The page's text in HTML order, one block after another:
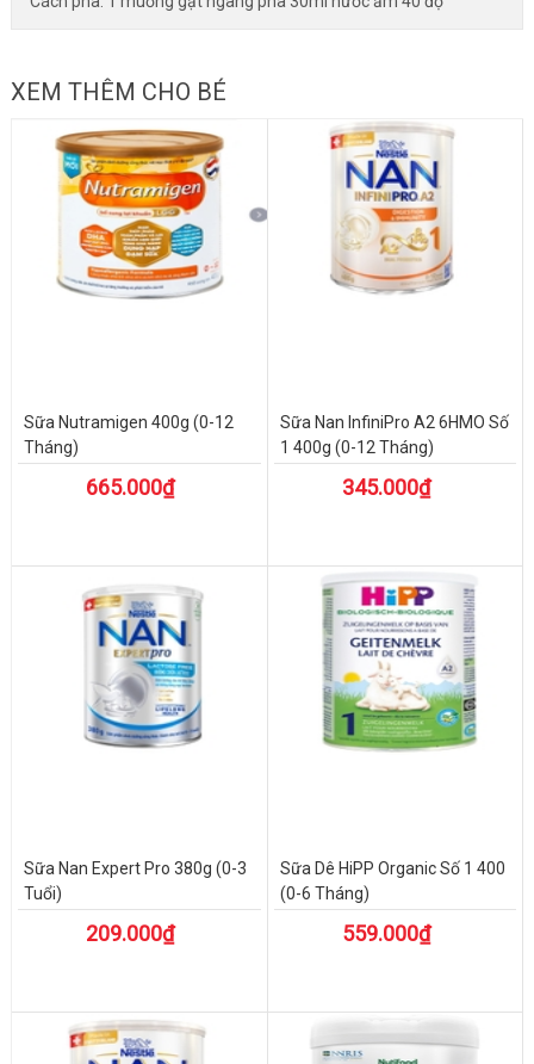
XEM THÊM CHO BÉ
Sữa Nutramigen 400g (0-12
Tháng)
665.000₫
Sữa Nan InfiniPro A2 6HMO Số
1 400g (0-12 Tháng)
345.000₫
Sữa Nan Expert Pro 380g (0-3
Tuổi)
209.000₫
Sữa Dê HiPP Organic Số 1 400
(0-6 Tháng)
559.000₫